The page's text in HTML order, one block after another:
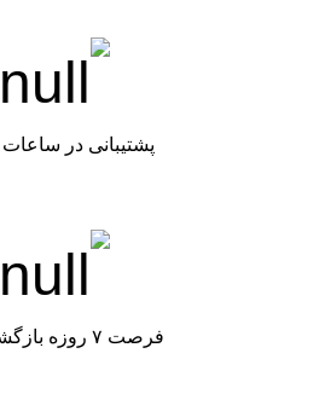
پشتیبانی در ساعات
فرصت ۷ روزه بازگشت کالا